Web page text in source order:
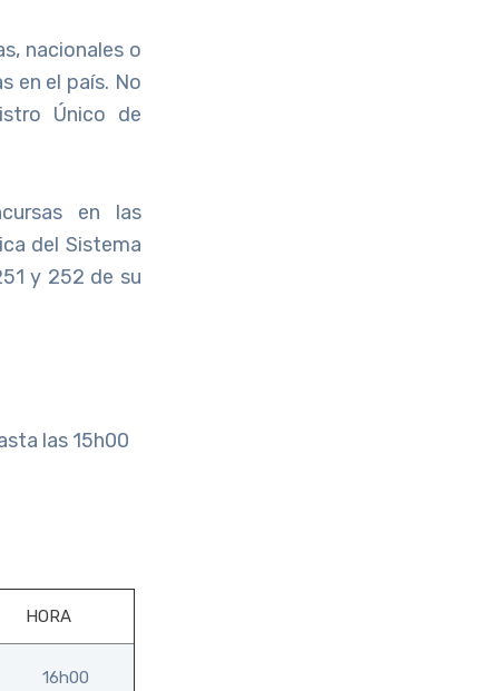
nacionales o
en el país. No
Único de
en las
del Sistema
y 252 de su
las 15h00
HORA
16h00